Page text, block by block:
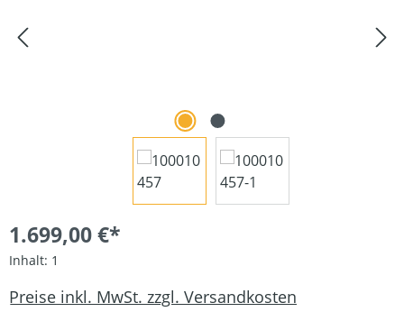
1.699,00 €*
Inhalt: 1
Preise inkl. MwSt. zzgl. Versandkosten